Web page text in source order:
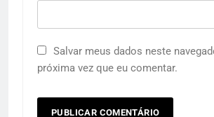
Salvar meus dados neste
próxima vez que eu comentar.